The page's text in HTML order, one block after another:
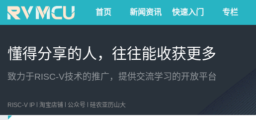
首页 新闻资讯 快速入门 专栏
懂得分享的人，往往能收获更多
致力于RISC-V技术的推广，提供交流学习的开放平台
RISC-V IP 淘宝店铺 公众号 硅农亚历山大